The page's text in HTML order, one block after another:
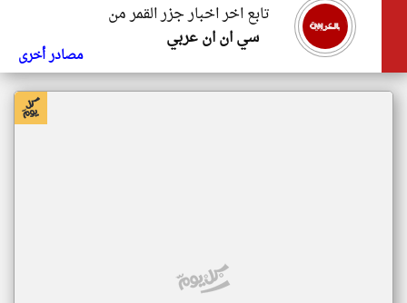
تابع اخر اخبار جزر القمر من
سي ان ان عربي
مصادر أخرى